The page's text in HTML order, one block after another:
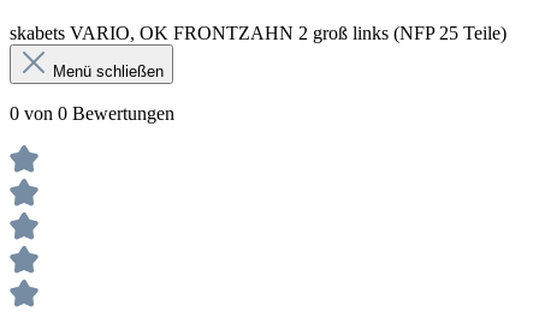
skabets VARIO, OK FRONTZAHN 2 groß links (NFP 25 Teile)
Menü schließen
0 von 0 Bewertungen